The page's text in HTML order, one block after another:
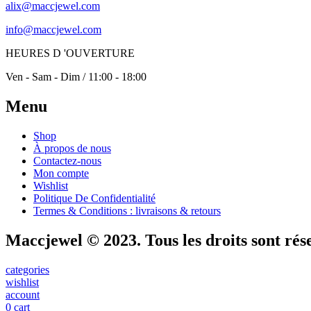
alix@maccjewel.com
info@maccjewel.com
HEURES D 'OUVERTURE
Ven - Sam - Dim / 11:00 - 18:00
Menu
Shop
À propos de nous
Contactez-nous
Mon compte
Wishlist
Politique De Confidentialité
Termes & Conditions : livraisons & retours
Maccjewel © 2023. Tous les droits sont
categories
wishlist
account
0 cart